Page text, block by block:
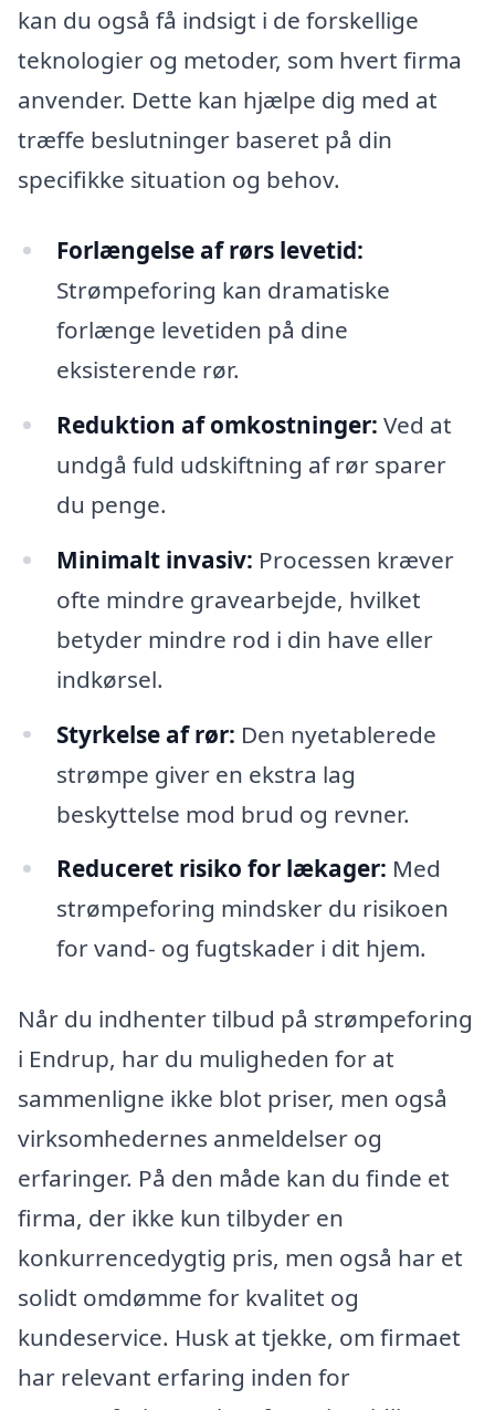
kan du også få indsigt i de forskellige
teknologier og metoder, som hvert firma
anvender. Dette kan hjælpe dig med at
træffe beslutninger baseret på din
specifikke situation og behov.
Forlængelse af rørs levetid:
Strømpeforing kan dramatiske
forlænge levetiden på dine
eksisterende rør.
Reduktion af omkostninger: Ved at
undgå fuld udskiftning af rør sparer
du penge.
Minimalt invasiv: Processen kræver
ofte mindre gravearbejde, hvilket
betyder mindre rod i din have eller
indkørsel.
Styrkelse af rør: Den nyetablerede
strømpe giver en ekstra lag
beskyttelse mod brud og revner.
Reduceret risiko for lækager: Med
strømpeforing mindsker du risikoen
for vand- og fugtskader i dit hjem.
Når du indhenter tilbud på strømpeforing
i Endrup, har du muligheden for at
sammenligne ikke blot priser, men også
virksomhedernes anmeldelser og
erfaringer. På den måde kan du finde et
firma, der ikke kun tilbyder en
konkurrencedygtig pris, men også har et
solidt omdømme for kvalitet og
kundeservice. Husk at tjekke, om firmaet
har relevant erfaring inden for